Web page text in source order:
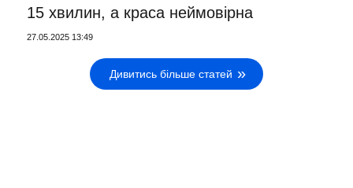
15 хвилин, а краса неймовірна
27.05.2025 13:49
Дивитись більше статей